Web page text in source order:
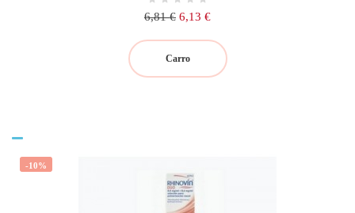
Precio
6,81 € Precio
6,13 €
Carro
-10%